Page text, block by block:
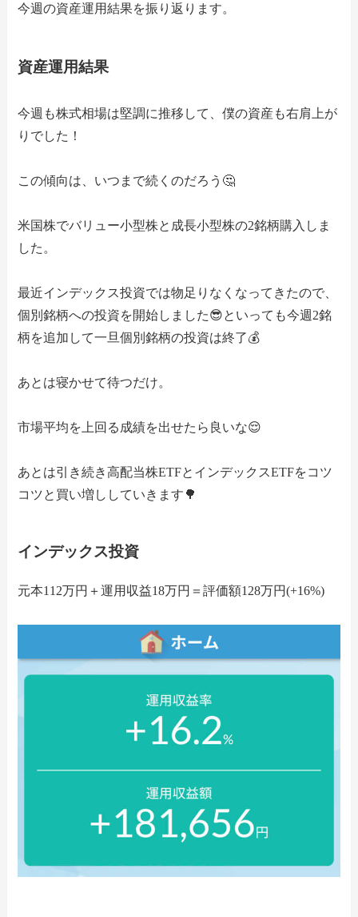
今週の資産運用結果を振り返ります。
資産運用結果
今週も株式相場は堅調に推移して、僕の資産も右肩上が
りでした！
この傾向は、いつまで続くのだろう🤔
米国株でバリュー小型株と成長小型株の2銘柄購入しま
した。
最近インデックス投資では物足りなくなってきたので、
個別銘柄への投資を開始しました😎といっても今週2銘
柄を追加して一旦個別銘柄の投資は終了💰
あとは寝かせて待つだけ。
市場平均を上回る成績を出せたら良いな😌
あとは引き続き高配当株ETFとインデックスETFをコツ
コツと買い増ししていきます🌳
インデックス投資
元本112万円＋運用収益18万円＝評価額128万円(+16%)